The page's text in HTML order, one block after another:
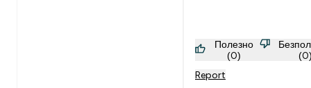
Полезно
(0)
Report